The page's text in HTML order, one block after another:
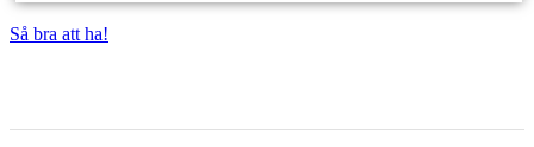
Så bra att ha!